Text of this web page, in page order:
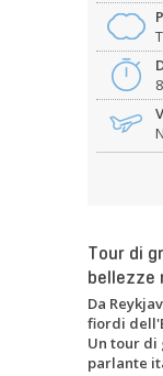
Tour di
bellezze
Da
fiordi
Un tour di
parlante